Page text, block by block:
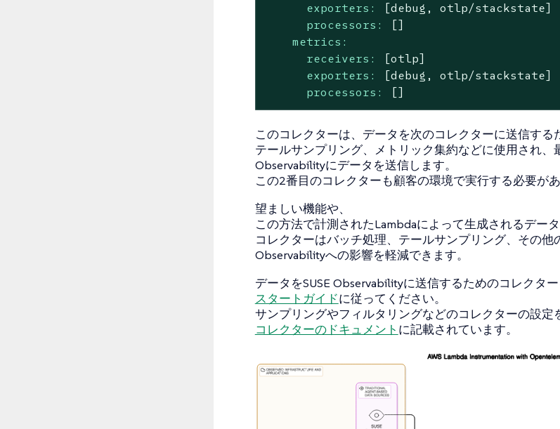
exporters:
[debug,
otlp/stackstate]
processors:
[]
metrics:
receivers:
[otlp]
exporters:
[debug,
otlp/stackstate]
processors:
[]
このコレクターは、データを次のコレクターに送信する
テールサンプリング、メトリック集約などに使用され、
Observabilityにデータを送信します。
この2番目のコレクターも顧客の環境で実行する必要があ
望ましい機能や、
この方法で計測されたLambdaによって生成されるデー
コレクターはバッチ処理、テールサンプリング、その他
Observabilityへの影響を軽減できます。
データをSUSE Observabilityに送信するためのコレクター
スタートガイドに従ってください。
サンプリングやフィルタリングなどのコレクターの設定
コレクターのドキュメント に記載されています。